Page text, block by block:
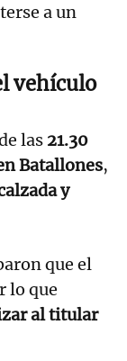
a un
vehículo
las 21.30
Batallones,
y
que el
lo que
al titular